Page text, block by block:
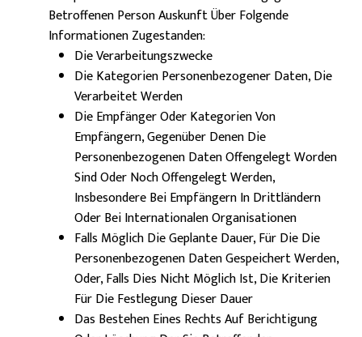
Betroffenen Person Auskunft Über Folgende
Informationen Zugestanden:
Die Verarbeitungszwecke
Die Kategorien Personenbezogener Daten, Die
Verarbeitet Werden
Die Empfänger Oder Kategorien Von
Empfängern, Gegenüber Denen Die
Personenbezogenen Daten Offengelegt Worden
Sind Oder Noch Offengelegt Werden,
Insbesondere Bei Empfängern In Drittländern
Oder Bei Internationalen Organisationen
Falls Möglich Die Geplante Dauer, Für Die Die
Personenbezogenen Daten Gespeichert Werden,
Oder, Falls Dies Nicht Möglich Ist, Die Kriterien
Für Die Festlegung Dieser Dauer
Das Bestehen Eines Rechts Auf Berichtigung